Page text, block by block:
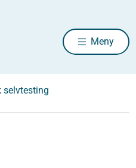
Meny
selvtesting